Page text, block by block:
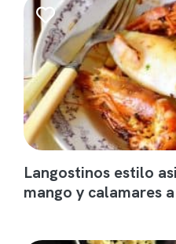
Langostinos estilo
mango y calamares